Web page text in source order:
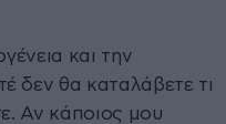
και την
δεν θα καταλάβετε τι
Αν κάποιος μου